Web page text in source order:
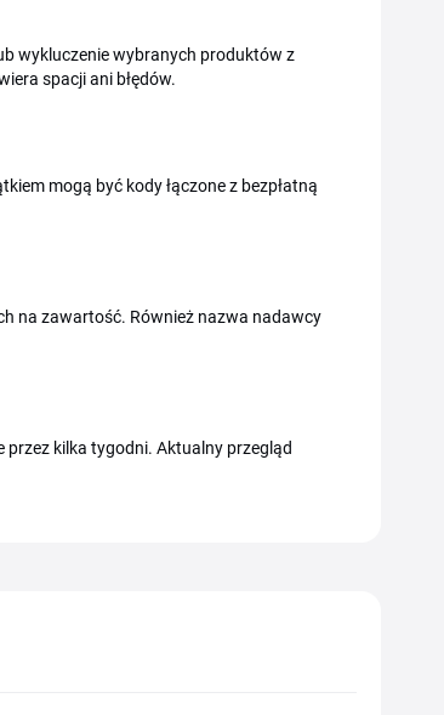
wykluczenie wybranych produktów z
spacji ani błędów.
mogą być kody łączone z bezpłatną
na zawartość. Również nazwa nadawcy
przez kilka tygodni. Aktualny przegląd